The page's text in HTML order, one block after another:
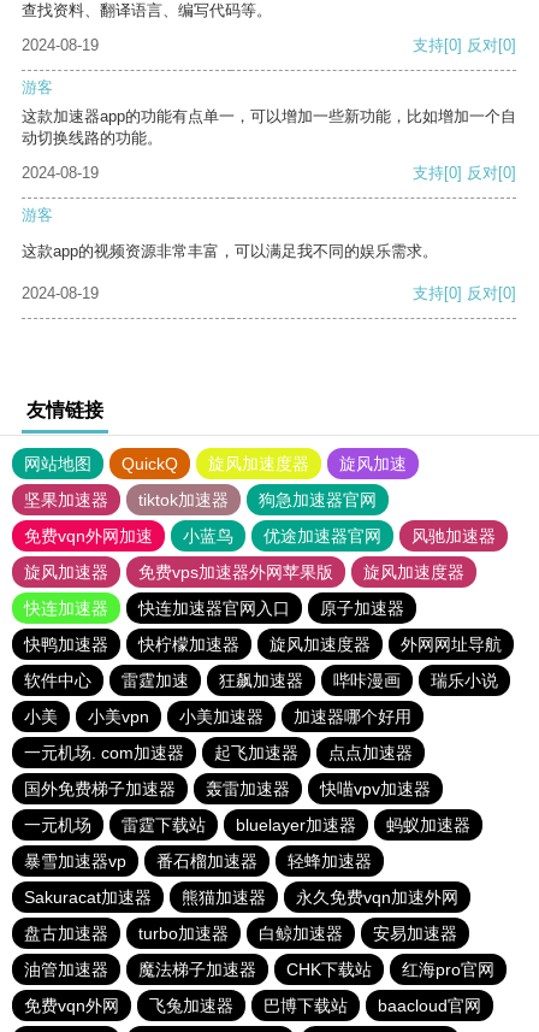
查找资料、翻译语言、编写代码等。
2024-08-19
支持[0] 反对[0]
游客
这款加速器app的功能有点单一，可以增加一些新功能，比如增加一个自
动切换线路的功能。
2024-08-19
支持[0] 反对[0]
游客
这款app的视频资源非常丰富，可以满足我不同的娱乐需求。
2024-08-19 支持[0] 反对[0]
友情链接
网站地图 QuickQ 旋风加速度器
旋风加速
坚果加速器
tiktok加速器
狗急加速器官网
免费vqn外网加速
小蓝鸟 优途加速器官网
风驰加速器
旋风加速器
免费vps加速器外网苹果版
旋风加速度器
快连加速器
快连加速器官网入口
原子加速器
快鸭加速器
快柠檬加速器 旋风加速度器
外网网址导航
软件中心
雷霆加速 狂飙加速器 哔咔漫画
瑞乐小说
小美
小美vpn 小美加速器
加速器哪个好用
一元机场. com加速器
起飞加速器
点点加速器
国外免费梯子加速器
轰雷加速器
快喵vpv加速器
一元机场
雷霆下载站 bluelayer加速器
蚂蚁加速器
暴雪加速器vp
番石榴加速器
轻蜂加速器
Sakuracat加速器
熊猫加速器
永久免费vqn加速外网
盘古加速器
turbo加速器 白鲸加速器
安易加速器
油管加速器
魔法梯子加速器 CHK下载站
红海pro官网
免费vqn外网
飞兔加速器 巴博下载站 baacloud官网